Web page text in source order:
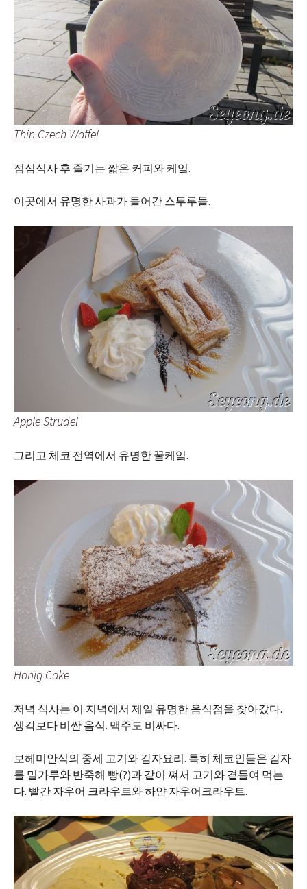
Thin Czech Waffel
점심식사 후 즐기는 짧은 커피와 케잌.
이곳에서 유명한 사과가 들어간 스투루들.
Apple Strudel
그리고 체코 전역에서 유명한 꿀케잌.
Honig Cake
저녁 식사는 이 지녁에서 제일 유명한 음식점을 찾아갔다.
생각보다 비싼 음식. 맥주도 비싸다.
보헤미안식의 중세 고기와 감자요리. 특히 체코인들은 감자
를 밀가루와 반죽해 빵(?)과 같이 쪄서 고기와 곁들여 먹는
다. 빨간 자우어 크라우트와 하얀 자우어크라우트.